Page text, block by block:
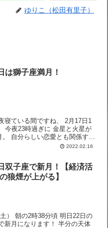
ゆりこ（松田有里子）
は獅子座満月！
寝ている間ですね、 2月17日1
今夜23時過ぎに 金星と火星が
自分らしい恋愛とも関係する
2022.02.16
双子座で新月！【経済活
狼煙が上がる】
） 朝の2時38分頃 明日22日の
新月になります！ 半分の天体